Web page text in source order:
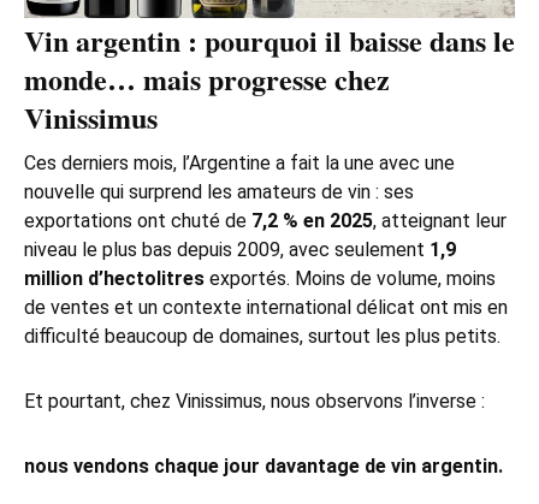
Vin argentin : pourquoi il baisse dans le
monde… mais progresse chez
Vinissimus
Ces derniers mois, l’Argentine a fait la une avec une
nouvelle qui surprend les amateurs de vin : ses
exportations ont chuté de 7,2 % en 2025, atteignant leur
niveau le plus bas depuis 2009, avec seulement 1,9
million d’hectolitres exportés. Moins de volume, moins
de ventes et un contexte international délicat ont mis en
difficulté beaucoup de domaines, surtout les plus petits.
Et pourtant, chez Vinissimus, nous observons l’inverse :
nous vendons chaque jour davantage de vin argentin.